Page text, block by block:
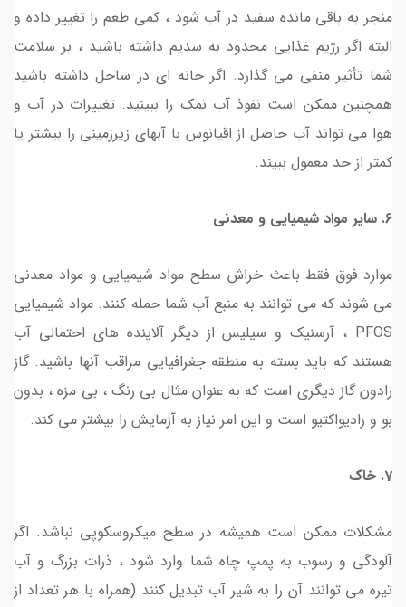
منجر به باقی مانده سفید در آب شود ، کمی طعم را تغییر داده و
البته اگر رژیم غذایی محدود به سدیم داشته باشید ، بر سلامت
شما تأثیر منفی می گذارد. اگر خانه ای در ساحل داشته باشید
همچنین ممکن است نفوذ آب نمک را ببینید. تغییرات در آب و
هوا می تواند آب حاصل از اقیانوس با آبهای زیرزمینی را بیشتر یا
کمتر از حد معمول ببیند.
6. سایر مواد شیمیایی و معدنی
موارد فوق فقط باعث خراش سطح مواد شیمیایی و مواد معدنی
می شوند که می توانند به منبع آب شما حمله کنند. مواد شیمیایی
PFOS ، آرسنیک و سیلیس از دیگر آلاینده های احتمالی آب
هستند که باید بسته به منطقه جغرافیایی مراقب آنها باشید. گاز
رادون گاز دیگری است که به عنوان مثال بی رنگ ، بی مزه ، بدون
بو و رادیواکتیو است و این امر نیاز به آزمایش را بیشتر می کند.
7. خاک
مشکلات ممکن است همیشه در سطح میکروسکوپی نباشد. اگر
آلودگی و رسوب به پمپ چاه شما وارد شود ، ذرات بزرگ و آب
تیره می توانند آن را به شیر آب تبدیل کنند (همراه با هر تعداد از